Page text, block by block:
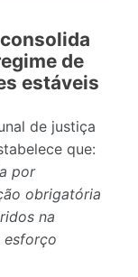
de
estáveis
de justiça
que:
por
obrigatória
na
esforço